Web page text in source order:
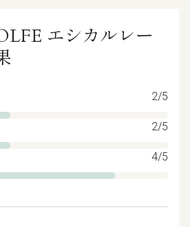
エシカルレー
2/5
2/5
4/5